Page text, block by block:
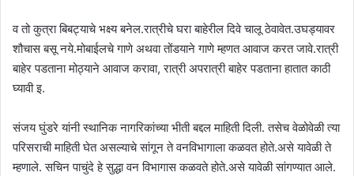
व तो कुत्रा बिबट्याचे भक्ष्य बनेल.रात्रीचे घरा बाहेरील दिवे चालू ठेवावेत.उघड्यावर
शौचास बसू नये.मोबाईलचे गाणे अथवा तोंडयाने गाणे म्हणत आवाज करत जावे.रात्री
बाहेर पडताना मोठ्याने आवाज करावा, रात्री अपरात्री बाहेर पडताना हातात काठी
घ्यावी इ.
संजय घुंडरे यांनी स्थानिक नागरिकांच्या भीती बद्दल माहिती दिली. तसेच वेळोवेळी त्या
परिसराची माहिती घेत असल्याचे सांगून ते वनविभागाला कळवत होते.असे यावेळी ते
म्हणाले. सचिन पाचुंदे हे सुद्धा वन विभागास कळवते होते.असे यावेळी सांगण्यात आले.